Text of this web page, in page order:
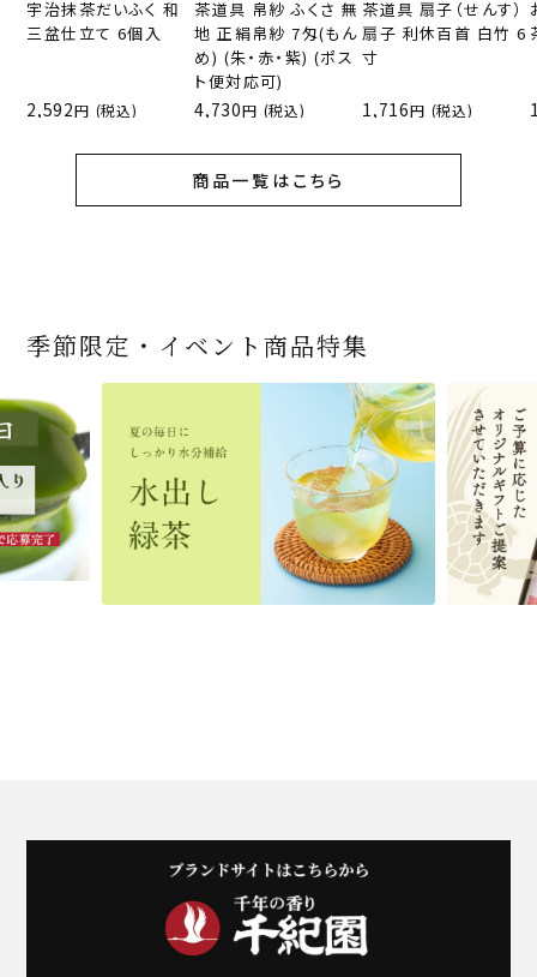
宇治抹茶だいふく 和
三盆仕立て 6個入
2,592 (税込)
茶道具 帛紗 ふくさ 無
地 正絹帛紗 7匁(もん
め) (朱・赤・紫) (ポス
ト便対応可)
4,730 (税込)
茶道具 扇子（せんす）
扇子 利休百首 白竹 6
寸
1,716 (税込)
商品一覧はこちら
宇治抹茶だいふく 和
三盆仕立て 6個入
2,592 (税込)
お茶屋の京都 宇治抹
1,743 (税込)
近江米と日本酒の「み
ずかがみ」パウンドケ
ーキ（カット）-単品-
540 (税込)
商品一覧はこちら
緑茶ティーパック（セ
ンパックシリーズ） 5g
×50袋
864 (税込)
ありがとう メッセージ
付き緑茶ティーバッグ
410 (税込)
【季節限定】水出し緑
茶詰合せ 気軽に愉し
むセット
1,420 (税込)
商品一覧はこちら
宇治抹茶そば3袋・そ
ばつゆ6袋（6人前）セ
ット 化粧箱（カート
ン/ギフトボックス）
3,032 (税込)
宇治抹茶そば２袋・そ
2,278 (税込)
【送料込み】宇治抹茶
そば160ｇ×2袋（4人
前）＋特撰そばつゆ4
個（ポスト便）
2,028 (税込)
商品一覧はこちら
老舗茶舗の宇治抹茶
かすていらと宇治冠煎
茶の詰合せ
4,112 (税込)
宇治抹茶焼き菓子詰
4,511 (税込)
老舗茶舗のひやひやス
イーツセット 3種6個
3,356 (税込)
商品一覧はこちら
茶道具 帛紗 ふくさ 無
地 正絹帛紗 7匁(もん
め) (朱・赤・紫) (ポス
ト便対応可)
4,730 (税込)
茶道具 扇子（せんす）
扇子 利休百首 白竹 6
1,716 (税込)
おとなのお稽古セット
女子用 裏千家 茶道具
16,500 (税込)
商品一覧はこちら
季節限定・イベント商品特集